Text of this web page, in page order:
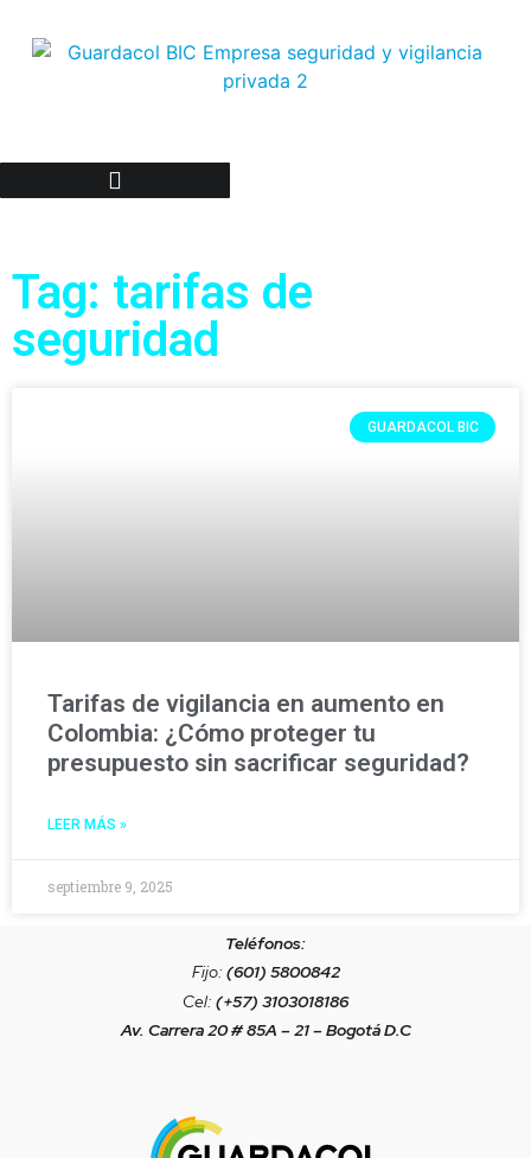
Tag: tarifas de
seguridad
GUARDACOL BIC
Tarifas de vigilancia en aumento en
Colombia: ¿Cómo proteger tu
presupuesto sin sacrificar seguridad?
LEER MÁS »
septiembre 9, 2025
Teléfonos:
Fijo: (601) 5800842
Cel: (+57) 3103018186
Av. Carrera 20 # 85A – 21 – Bogotá D.C